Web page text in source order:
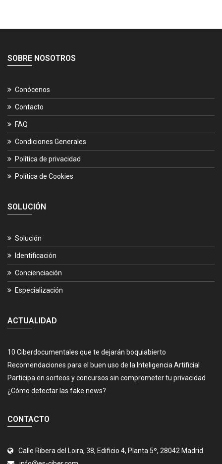
SOBRE NOSOTROS
Conócenos
Contacto
FAQ
Condiciones Generales
Política de privacidad
Política de Cookies
SOLUCIÓN
Solución
Identificación
Concienciación
Especialización
ACTUALIDAD
10 Ciberdocumentales que te dejarán boquiabierto
Recomendaciones para el buen uso de la Inteligencia Artificial
Participa en sorteos y concursos sin comprometer tu privacidad
¿Cómo detectar las fake news?
CONTACTO
Calle Ribera del Loira, 38, Edificio 4, Planta 5º, 28042 Madrid